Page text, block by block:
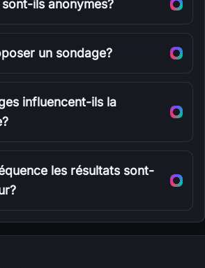
ils anonymes?
un sondage?
influencent-ils la
les résultats sont-